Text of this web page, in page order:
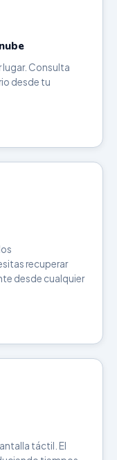
Consulta
desde tu
recuperar
desde cualquier
táctil. El